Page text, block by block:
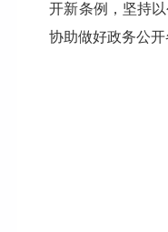
开新条例，坚持
协助做好政务公